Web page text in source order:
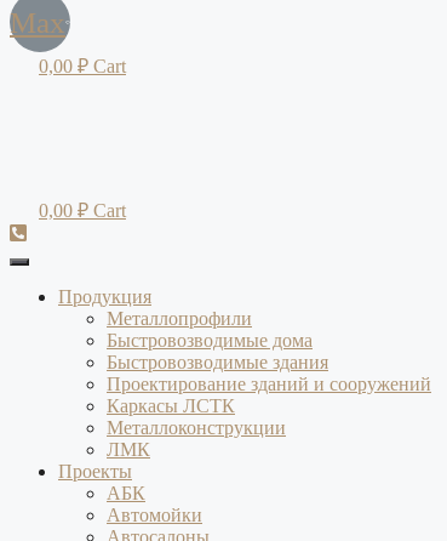
Max
0,00 ₽ Cart
0,00 ₽ Cart
Продукция
Металлопрофили
Быстровозводимые дома
Быстровозводимые здания
Проектирование зданий и сооружений
Каркасы ЛСТК
Металлоконструкции
ЛМК
Проекты
АБК
Автомойки
Автосалоны